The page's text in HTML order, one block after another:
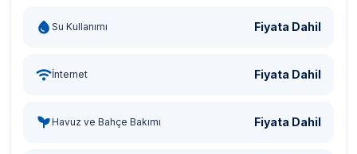
Su Kullanımı Fiyata Dahil
İnternet Fiyata Dahil
Havuz ve Bahçe Bakımı Fiyata Dahil